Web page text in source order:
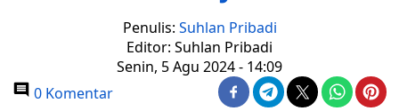
Penulis: Suhlan Pribadi
Editor: Suhlan Pribadi
Senin, 5 Agu 2024 - 14:09
0 Komentar